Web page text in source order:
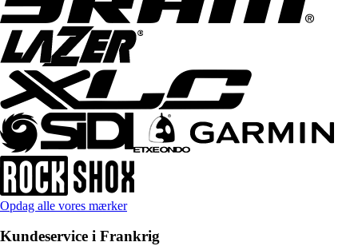
Opdag alle vores mærker
Kundeservice i Frankrig